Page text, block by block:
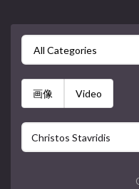
All Categories
画像 Video